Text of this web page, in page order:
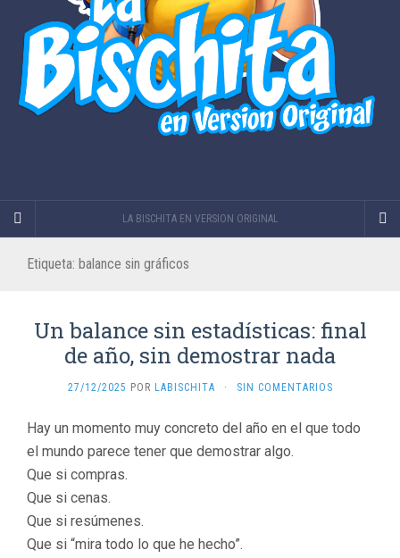
LA BISCHITA EN VERSION ORIGINAL
Etiqueta: balance sin gráficos
Un balance sin estadísticas: final
de año, sin demostrar nada
27/12/2025 POR LABISCHITA · SIN COMENTARIOS
Hay un momento muy concreto del año en el que todo
el mundo parece tener que demostrar algo.
Que si compras.
Que si cenas.
Que si resúmenes.
Que si “mira todo lo que he hecho”.